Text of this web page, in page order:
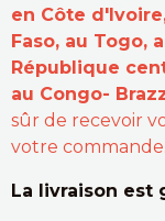
en Côte
Faso, au Togo,
République
au Congo-
sûr de recevoir
votre commande.
La livraison est